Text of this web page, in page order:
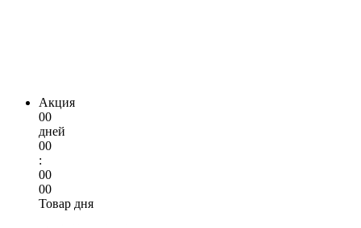
Акция
00
дней
00
:
00
00
Товар дня